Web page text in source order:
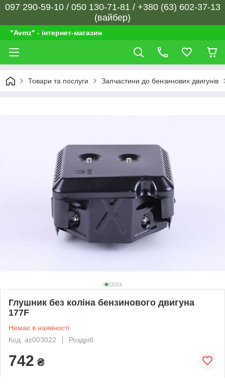
097 290-59-10 / 050 130-71-81 / +380 (63) 602-37-13
(вайбер)
"Avmz" - інтернет-магазин
Товари та послуги Запчастини до бензинових двигунів
Глушник без коліна бензинового двигуна
177F
Немає в наявності
Код: az003022
Роздріб
742 ₴